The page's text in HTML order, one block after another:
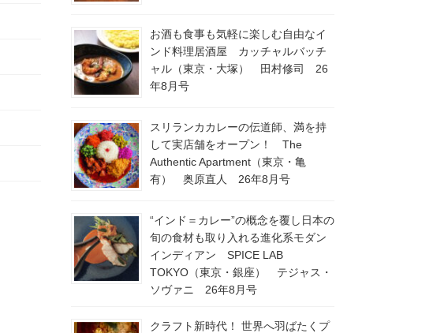
お酒も食事も気軽に楽しむ自由なイ
ンド料理居酒屋 カッチャルバッチ
ャル（東京・大塚） 田村修司 26
年8月号
スリランカカレーの伝道師、満を持
して実店舗をオープン！ The
Authentic Apartment（東京・亀
有） 奥原直人 26年8月号
“インド＝カレー”の概念を覆し日本の
旬の食材も取り入れる進化系モダン
インディアン SPICE LAB
TOKYO（東京・銀座） テジャス・
ソヴァニ 26年8月号
クラフト新時代！ 世界へ羽ばたくプ